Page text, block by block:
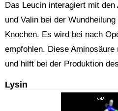
Das Leucin interagiert mit
und Valin bei der
Knochen. Es wird bei nach
empfohlen. Diese
und hilft bei der Produktion
Lysin